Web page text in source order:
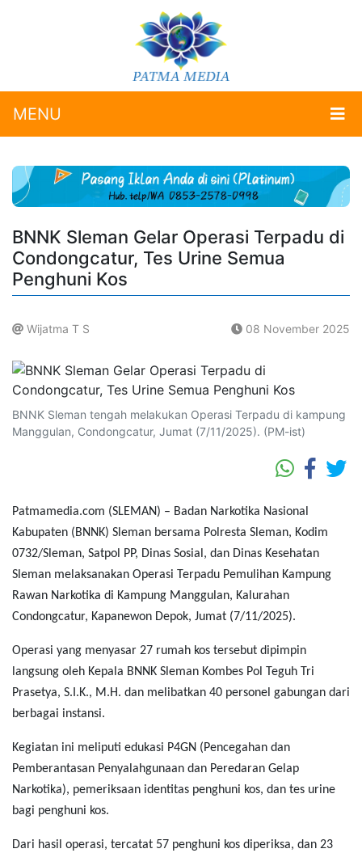
MENU
BNNK Sleman Gelar Operasi Terpadu di
Condongcatur, Tes Urine Semua
Penghuni Kos
Wijatma T S 08 November 2025
BNNK Sleman tengah melakukan Operasi Terpadu di kampung
Manggulan, Condongcatur, Jumat (7/11/2025). (PM-ist)
Patmamedia.com (SLEMAN) – Badan Narkotika Nasional
Kabupaten (BNNK) Sleman bersama Polresta Sleman, Kodim
0732/Sleman, Satpol PP, Dinas Sosial, dan Dinas Kesehatan
Sleman melaksanakan Operasi Terpadu Pemulihan Kampung
Rawan Narkotika di Kampung Manggulan, Kalurahan
Condongcatur, Kapanewon Depok, Jumat (7/11/2025).
Operasi yang menyasar 27 rumah kos tersebut dipimpin
langsung oleh Kepala BNNK Sleman Kombes Pol Teguh Tri
Prasetya, S.I.K., M.H. dan melibatkan 40 personel gabungan dari
berbagai instansi.
Kegiatan ini meliputi edukasi P4GN (Pencegahan dan
Pemberantasan Penyalahgunaan dan Peredaran Gelap
Narkotika), pemeriksaan identitas penghuni kos, dan tes urine
bagi penghuni kos.
Dari hasil operasi, tercatat 57 penghuni kos diperiksa, dan 23